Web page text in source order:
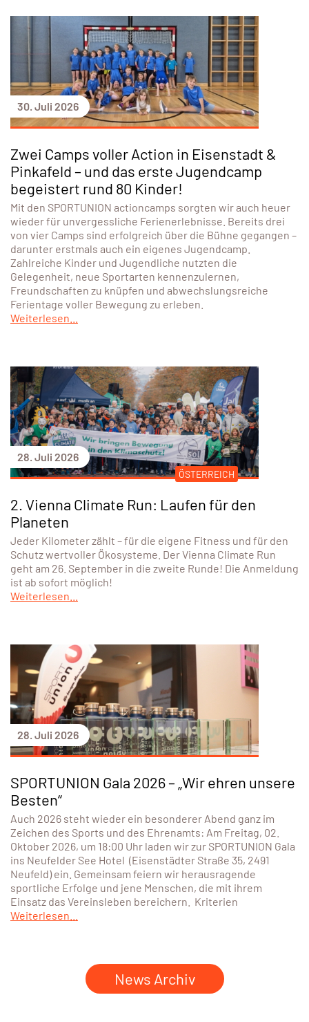
30. Juli 2026
Zwei Camps voller Action in Eisenstadt &
Pinkafeld – und das erste Jugendcamp
begeistert rund 80 Kinder!
Mit den SPORTUNION actioncamps sorgten wir auch heuer
wieder für unvergessliche Ferienerlebnisse. Bereits drei
von vier Camps sind erfolgreich über die Bühne gegangen –
darunter erstmals auch ein eigenes Jugendcamp.
Zahlreiche Kinder und Jugendliche nutzten die
Gelegenheit, neue Sportarten kennenzulernen,
Freundschaften zu knüpfen und abwechslungsreiche
Ferientage voller Bewegung zu erleben.
Weiterlesen...
28. Juli 2026
ÖSTERREICH
2. Vienna Climate Run: Laufen für den
Planeten
Jeder Kilometer zählt – für die eigene Fitness und für den
Schutz wertvoller Ökosysteme. Der Vienna Climate Run
geht am 26. September in die zweite Runde! Die Anmeldung
ist ab sofort möglich!
Weiterlesen...
28. Juli 2026
SPORTUNION Gala 2026 – „Wir ehren unsere
Besten“
Auch 2026 steht wieder ein besonderer Abend ganz im
Zeichen des Sports und des Ehrenamts: Am Freitag, 02.
Oktober 2026, um 18:00 Uhr laden wir zur SPORTUNION Gala
ins Neufelder See Hotel (Eisenstädter Straße 35, 2491
Neufeld) ein. Gemeinsam feiern wir herausragende
sportliche Erfolge und jene Menschen, die mit ihrem
Einsatz das Vereinsleben bereichern. Kriterien
Weiterlesen...
News Archiv